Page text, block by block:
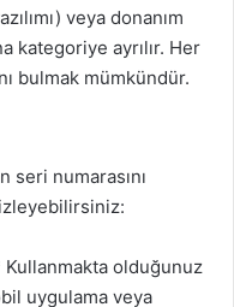
veya donanım
kategoriye ayrılır. Her
bulmak mümkündür.
seri numarasını
Kullanmakta olduğunuz
uygulama veya